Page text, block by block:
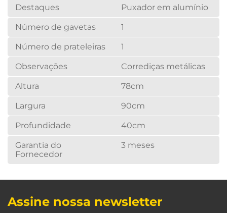
Destaques Puxador em alumínio
Número de gavetas 1
Número de prateleiras 1
Observações Corrediças metálicas
Altura 78cm
Largura 90cm
Profundidade 40cm
Garantia do
Fornecedor
3 meses
Assine nossa newsletter